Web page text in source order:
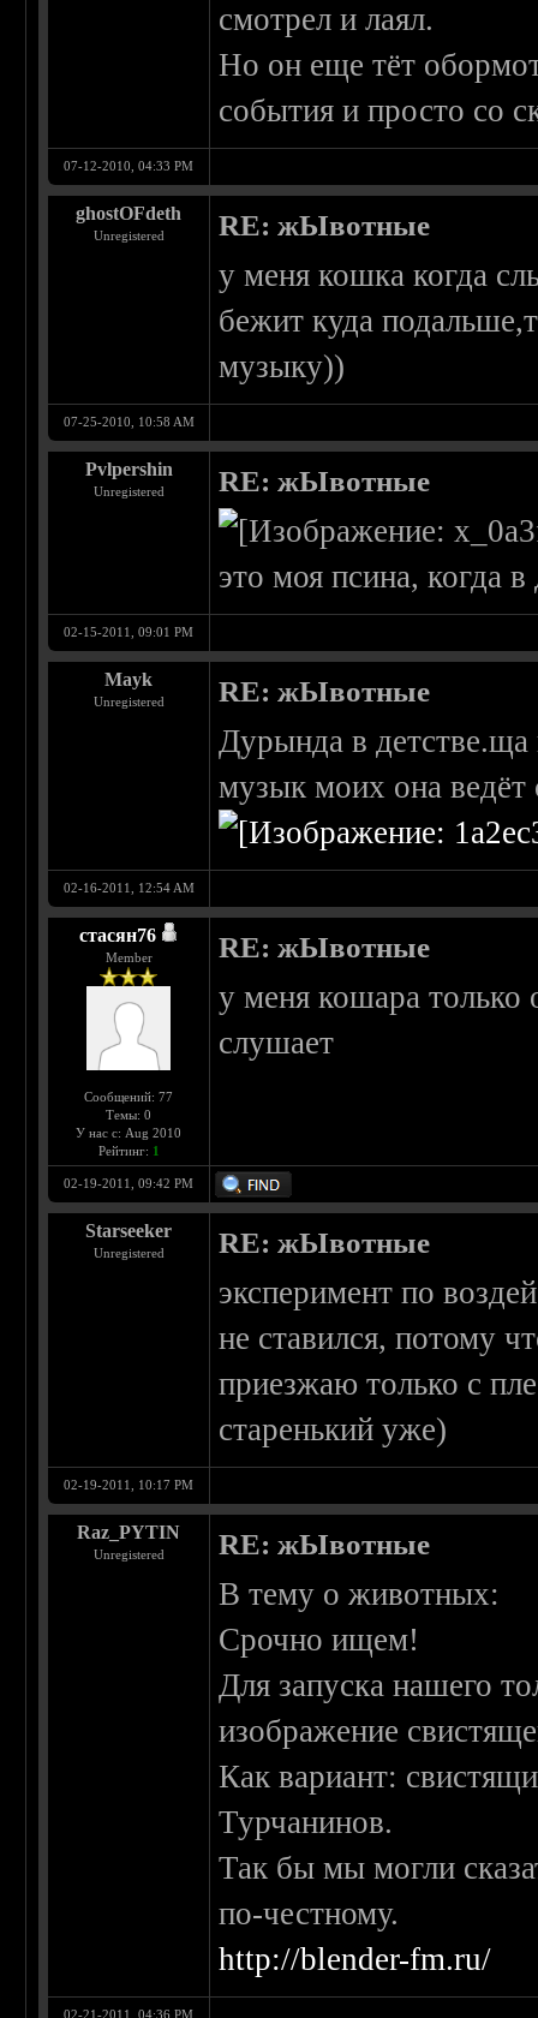
смотрел и лаял.
Но он еще тёт
события и просто со
07-12-2010, 04:33 PM
ghostOFdeth
Unregistered RE: жЫвотные
у меня кошка когда
бежит куда
музыку))
07-25-2010, 10:58 AM
Pvlpershin
Unregistered RE: жЫвотные
это моя псина, когда
02-15-2011, 09:01 PM
Mayk
Unregistered RE: жЫвотные
Дурында в детстве.ща
музык моих она ведёт
02-16-2011, 12:54 AM
стасян76
Member
Сообщений: 77
Темы: 0
У нас с: Aug 2010
Рейтинг: 1
RE: жЫвотные
у меня кошара только
слушает
02-19-2011, 09:42 PM
Starseeker
Unregistered RE: жЫвотные
эксперимент по
не ставился, потому
приезжаю только с
старенький уже)
02-19-2011, 10:17 PM
Raz_PYTIN
Unregistered RE: жЫвотные
В тему о животных:
Срочно ищем!
Для запуска нашего
изображение
Как вариант:
Турчанинов.
Так бы мы могли
по-честному.
http://blender-fm.ru/
02-21-2011, 04:36 PM